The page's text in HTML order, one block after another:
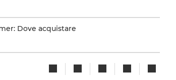
Dove acquistare